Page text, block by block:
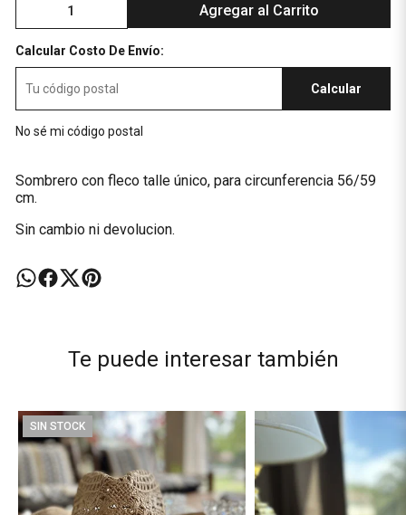
Agregar al Carrito
Calcular Costo De Envío:
Calcular
No sé mi código postal
Sombrero con fleco talle único, para circunferencia 56/59
cm.
Sin cambio ni devolucion.
Te puede interesar también
SIN STOCK